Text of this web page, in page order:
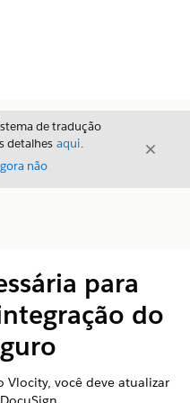
de tradução
detalhes aqui.
não
Fechar
para
do
Vlocity, você deve atualizar